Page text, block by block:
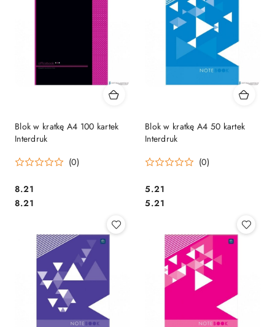
Blok w kratkę A4 100 kartek
Interdruk
(0)
Cena:
8.21
Cena:
8.21
Blok w kratkę A4 50 kartek
Interdruk
(0)
Cena:
5.21
Cena:
5.21